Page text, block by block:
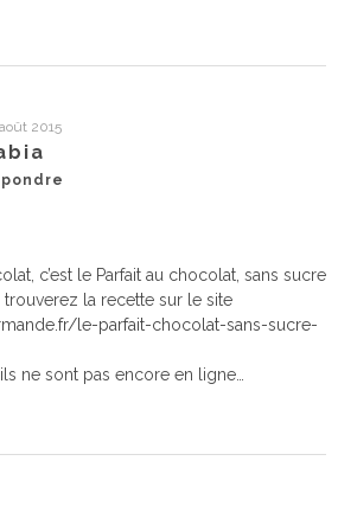
2015
c’est le Parfait au chocolat, sans sucre
trouverez la recette sur le site
le-parfait-chocolat-sans-sucre-
ne sont pas encore en ligne…